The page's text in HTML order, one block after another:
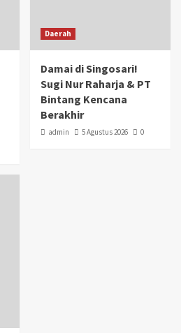
Daerah
Damai di Singosari!
Sugi Nur Raharja & PT
Bintang Kencana
Berakhir
admin 5 Agustus 2026 0